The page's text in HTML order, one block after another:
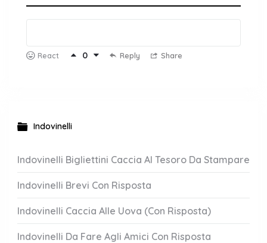
React 0 Reply Share
Indovinelli
Indovinelli Bigliettini Caccia Al Tesoro Da Stampare
Indovinelli Brevi Con Risposta
Indovinelli Caccia Alle Uova (Con Risposta)
Indovinelli Da Fare Agli Amici Con Risposta